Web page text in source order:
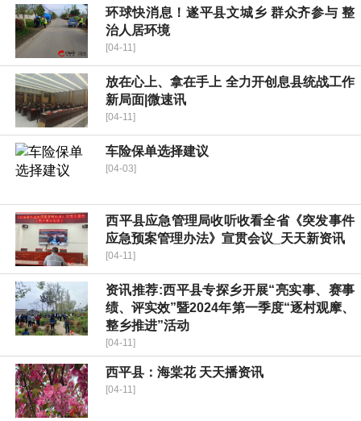
环球快消息！遂平县文城乡 群众齐参与 整
治人居环境
[04-11]
​放在心上、拿在手上 全力开创息县统战工作
新局面|微速讯
[04-11]
车险保单选择建议
[04-03]
​西平县应急管理局收听收看全省《突发事件
应急预案管理办法》宣贯会议_天天新资讯
[04-11]
资讯推荐:​西平县专探乡开展“亮实事、赛事
绩、评实效”暨2024年第一季度“逐村观摩、
整乡推进”活动
[04-11]
​西平县：海棠花 天天播资讯
[04-11]